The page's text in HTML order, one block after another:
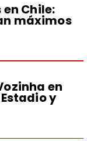
Chile:
máximos
en
y